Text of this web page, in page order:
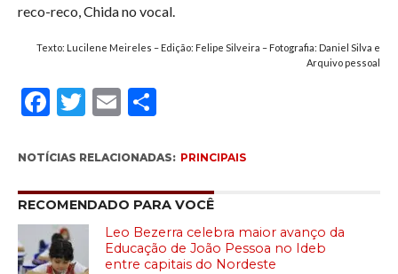
reco-reco, Chida no vocal.
Texto: Lucilene Meireles – Edição: Felipe Silveira – Fotografia: Daniel Silva e
Arquivo pessoal
Facebook
Twitter
EmailCompartilhar
NOTÍCIAS RELACIONADAS: PRINCIPAIS
RECOMENDADO PARA VOCÊ
Leo Bezerra celebra maior avanço da
Educação de João Pessoa no Ideb
entre capitais do Nordeste